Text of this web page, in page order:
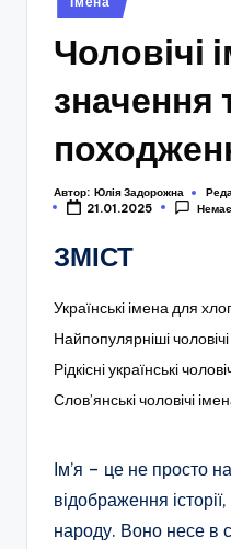
у
Чоловічі
значення
Автор: Юлія Задорожна
21.01.2025
ЗМІСТ
Українські імена для
Найпопулярніші
Рідкісні українські
Слов’янські чоловічі
Ім’я – це не просто
відображення
народу. Воно несе в